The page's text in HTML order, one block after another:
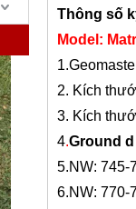
Thông số
Model:
1
2. Kích
3. Kích
4.Ground d
5.NW: 745-
6.NW: 770-